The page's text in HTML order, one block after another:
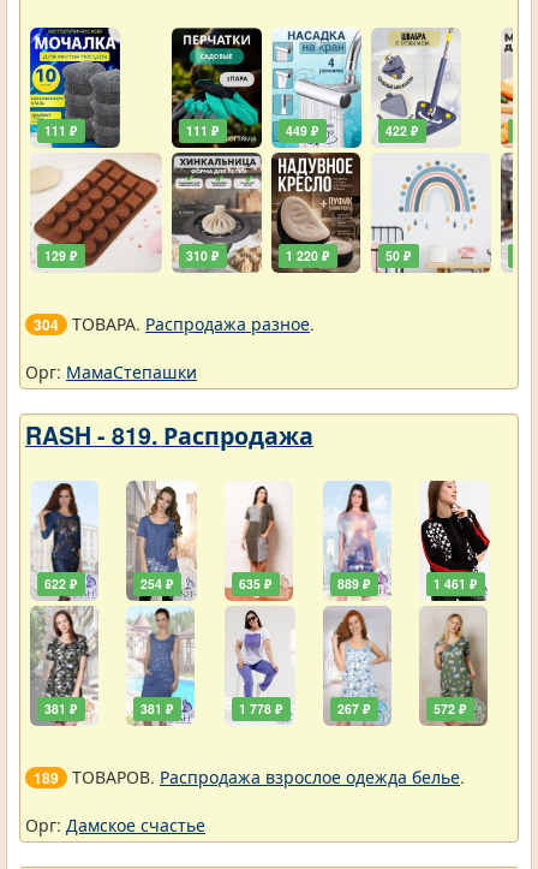
111 ₽
129 ₽
111 ₽
310 ₽
449 ₽
1 220 ₽
422 ₽
50 ₽
304 ТОВАРА. Распродажа разное.
Орг: МамаСтепашки
RASH - 819. Распродажа
622 ₽
381 ₽
254 ₽
381 ₽
635 ₽
1 778 ₽
889 ₽
267 ₽
1 461 ₽
572 ₽
189 ТОВАРОВ. Распродажа взрослое одежда белье.
Орг: Дамское счастье